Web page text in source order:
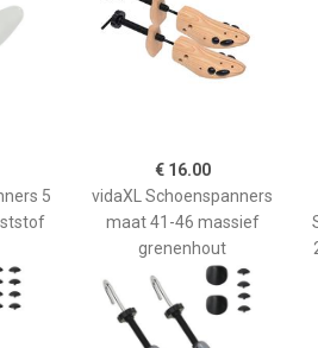
5
€ 16.00
vidaXL Schoenspanners
maat 41-46 massief
grenenhout